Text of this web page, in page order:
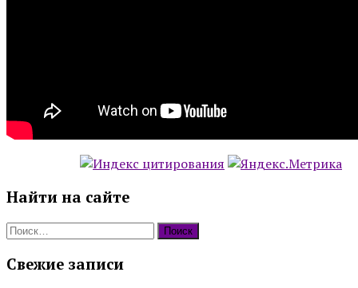
Найти на сайте
Найти:
Свежие записи